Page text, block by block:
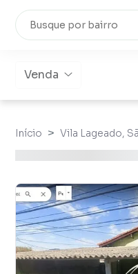
Venda
Início Vila Lageado,